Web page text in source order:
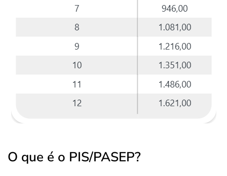
O que é o PIS/PASEP?